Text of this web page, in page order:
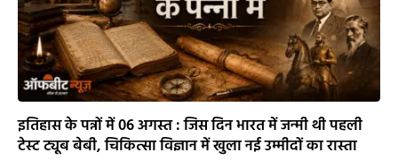
इतिहास के पन्नों में 06 अगस्त : जिस दिन भारत में जन्मी थी पहली
टेस्ट ट्यूब बेबी, चिकित्सा विज्ञान में खुला नई उम्मीदों का रास्ता